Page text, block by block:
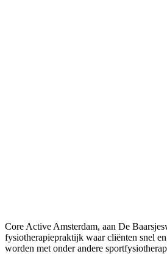
Core Active Amsterdam, aan De
fysiotherapiepraktijk waar cliënten snel
worden met onder andere